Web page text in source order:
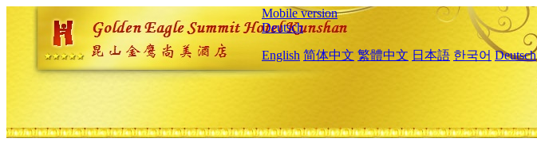
Mobile version
Deutsch
English 简体中文 繁體中文 日本語 한국어 Deutsch